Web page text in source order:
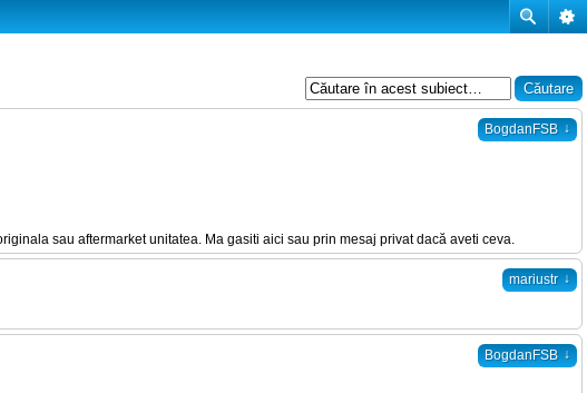
BogdanFSB ↓
sau aftermarket unitatea. Ma gasiti aici sau prin mesaj privat dacă aveti ceva.
mariustr ↓
BogdanFSB ↓